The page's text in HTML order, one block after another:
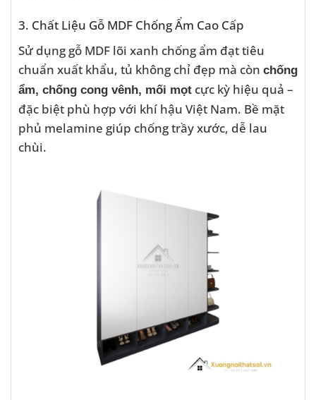
3. Chất Liệu Gỗ MDF Chống Ẩm Cao Cấp
Sử dụng gỗ MDF lõi xanh chống ẩm đạt tiêu
chuẩn xuất khẩu, tủ không chỉ đẹp mà còn chống
ẩm, chống cong vênh, mối mọt cực kỳ hiệu quả –
đặc biệt phù hợp với khí hậu Việt Nam. Bề mặt
phủ melamine giúp chống trầy xước, dễ lau
chùi.